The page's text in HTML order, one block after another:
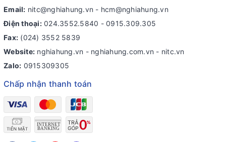
Email: nitc@nghiahung.vn - hcm@nghiahung.vn
Điện thoại: 024.3552.5840 - 0915.309.305
Fax: (024) 3552 5839
Website: nghiahung.vn - nghiahung.com.vn - nitc.vn
Zalo: 0915309305
Chấp nhận thanh toán